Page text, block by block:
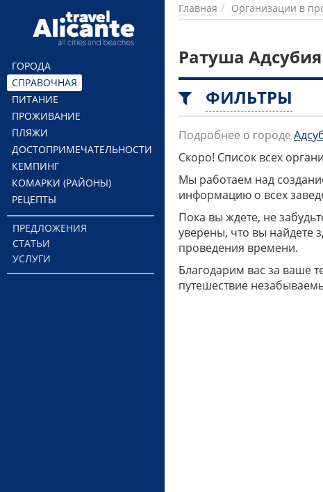
Перейти к основному содержанию
ГОРОДА
СПРАВОЧНАЯ
ПИТАНИЕ
ПРОЖИВАНИЕ
ПЛЯЖИ
ДОСТОПРИМЕЧАТЕЛЬНОСТИ
КЕМПИНГ
КОМАРКИ (РАЙОНЫ)
РЕЦЕПТЫ
ПРЕДЛОЖЕНИЯ
СТАТЬИ
УСЛУГИ
Главная Организации в
Ратуша Адсубия
ФИЛЬТРЫ
Подробнее о городе
Скоро! Список всех
Мы работаем над
информацию о всех
Пока вы ждете, не
уверены, что вы найдете
проведения времени.
Благодарим вас за ваше
путешествие